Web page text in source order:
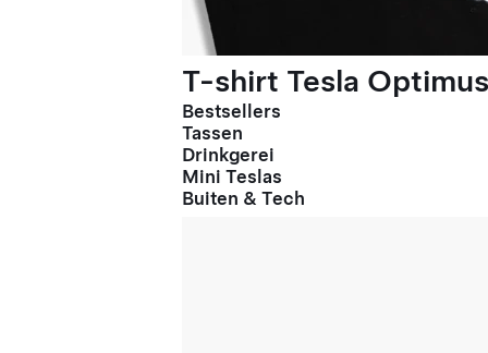
T-shirt Tesla
Bestsellers
Tassen
Drinkgerei
Mini Teslas
Buiten & Tech